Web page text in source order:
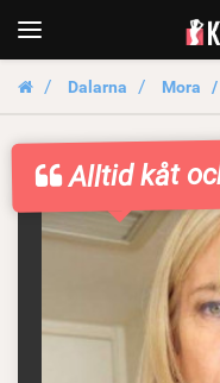
navigation
Dalarna Mora
Alltid kåt